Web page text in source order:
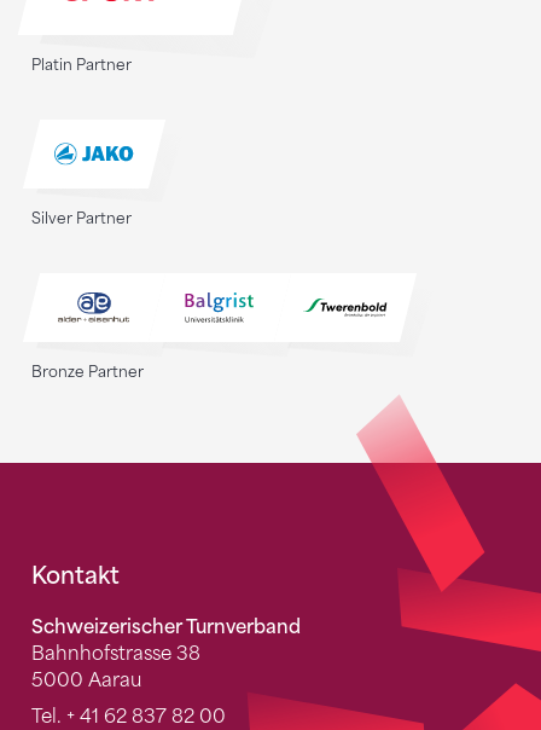
Platin Partner
Silver Partner
Bronze Partner
Fusszeile
Kontakt
Schweizerischer Turnverband
Bahnhofstrasse 38
5000 Aarau
Tel. + 41 62 837 82 00